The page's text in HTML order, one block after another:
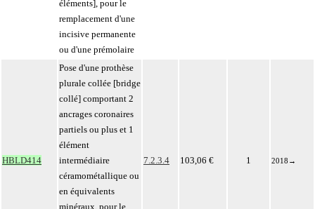
éléments], pour le
remplacement d'une
incisive permanente
ou d'une prémolaire
HBLD414
Pose d'une prothèse
plurale collée [bridge
collé] comportant 2
ancrages coronaires
partiels ou plus et 1
élément
intermédiaire
céramométallique ou
en équivalents
minéraux, pour le
7.2.3.4 103,06 € 1 2018 →